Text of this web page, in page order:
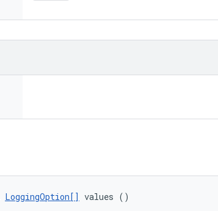
LoggingOption[] values ()